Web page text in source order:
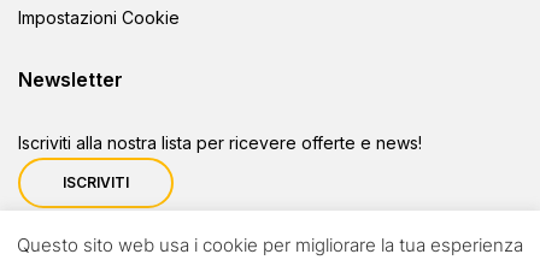
Impostazioni Cookie
Newsletter
Iscriviti alla nostra lista per ricevere offerte e news!
ISCRIVITI
Questo sito web usa i cookie per migliorare la tua esperienza